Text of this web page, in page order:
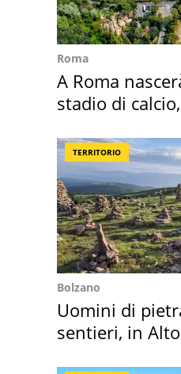
Roma
A Roma
stadio di
TERRITORIO
Bolzano
Uomini di
sentieri, in